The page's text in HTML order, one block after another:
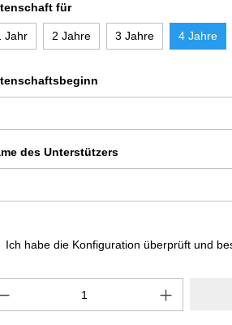
für
Jahr 2 Jahre 3 Jahre 4 Jahre
des Unterstützers
Ich habe die Konfiguration überprüft und